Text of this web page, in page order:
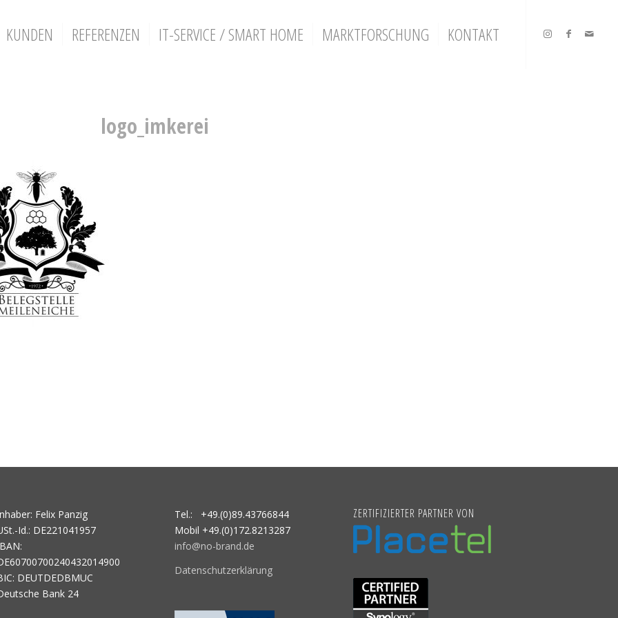
KUNDEN REFERENZEN IT-SERVICE / SMART HOME MARKTFORSCHUNG KONTAKT
logo_imkerei
Felix Panzig
Id.: DE221041957
DEUTDEDBMUC
Bank 24
Tel.: +49.(0)89.43766844
Mobil +49.(0)172.8213287
info@no-brand.de
Datenschutzerklärung
ZERTIFIZIERTER PARTNER VON